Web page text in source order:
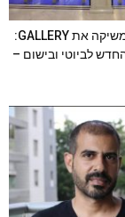
סופר-פארם משיקה את GALLERY:
לביוטי ובישום –